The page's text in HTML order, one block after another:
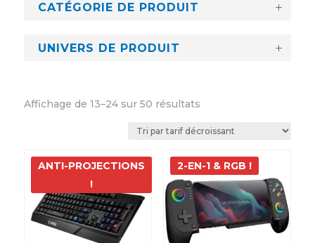
CATÉGORIE DE PRODUIT
UNIVERS DE PRODUIT
Affichage de 13–24 sur 50 résultatsTrié
prix
ANTI-PROJECTIONS
!
2-EN-1 & RGB !